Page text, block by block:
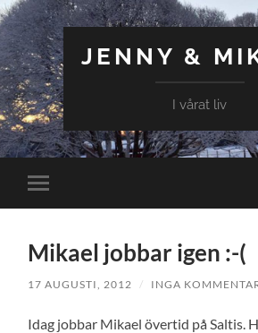
JENNY &
I vårat liv
Slå
på/av
Mikael jobbar igen :-(
17 AUGUSTI, 2012 / INGA
Idag jobbar Mikael övertid på Saltis.